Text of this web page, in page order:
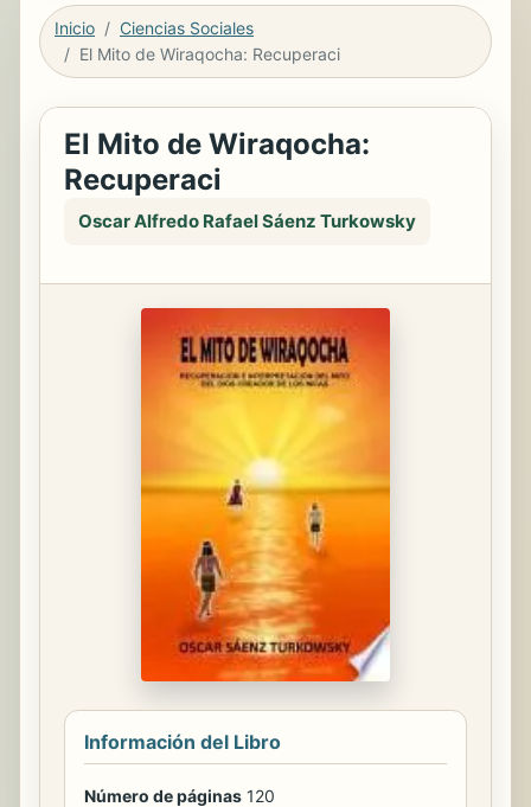
Inicio
Ciencias Sociales
El Mito de Wiraqocha: Recuperaci
El Mito de Wiraqocha:
Recuperaci
Oscar Alfredo Rafael Sáenz Turkowsky
Información del Libro
Número de páginas 120